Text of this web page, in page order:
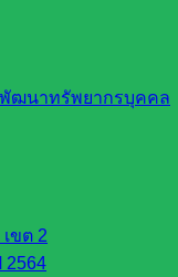
ฒนาทรัพยากรบุคคล
ขต 2
2564